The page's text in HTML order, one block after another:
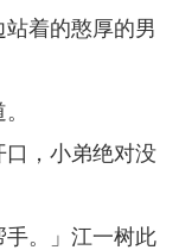
站着的憨厚的男
口，小弟绝对没
手。」江一树此